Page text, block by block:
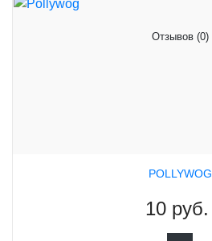
Отзывов (0)
POLLYWOG
10 руб.